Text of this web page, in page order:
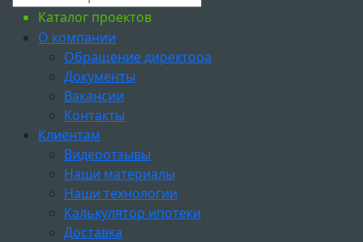
Каталог проектов
О компании
Обращение директора
Документы
Вакансии
Контакты
Клиентам
Видеоотзывы
Наши материалы
Наши технологии
Калькулятор ипотеки
Доставка